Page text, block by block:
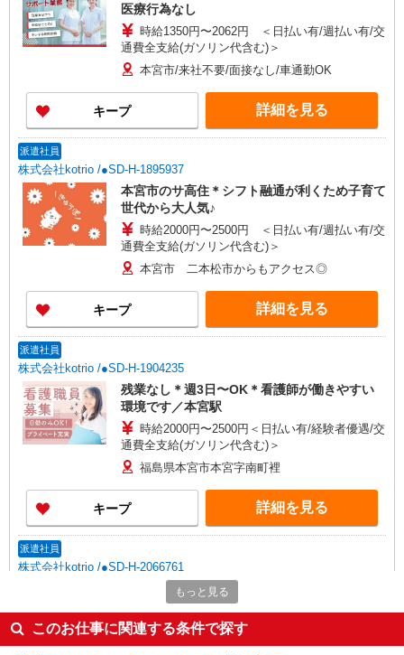
医療行為なし
時給1350円〜2062円 ＜日払い有/週払い有/交
通費全支給(ガソリン代含む)＞
本宮市/来社不要/面接なし/車通勤OK
キープ 詳細を見る
派遣社員
株式会社kotrio /●SD-H-1895937
本宮市のサ高住＊シフト融通が利くため子育て
世代から大人気♪
時給2000円〜2500円 ＜日払い有/週払い有/交
通費全支給(ガソリン代含む)＞
本宮市 二本松市からもアクセス◎
キープ 詳細を見る
派遣社員
株式会社kotrio /●SD-H-1904235
残業なし＊週3日〜OK＊看護師が働きやすい
環境です／本宮駅
時給2000円〜2500円＜日払い有/経験者優遇/交
通費全支給(ガソリン代含む)＞
福島県本宮市本宮字南町裡
キープ 詳細を見る
派遣社員
株式会社kotrio /●SD-H-2066761
≪本宮市≫未経験・無資格から看護助手へ挑
戦！シフト相談OK♪
時給1350円〜2062円 ＜日払い有/週払い有/交
通費全支給(ガソリン代含む)＞
もっと見る
このお仕事に関連する条件で探す